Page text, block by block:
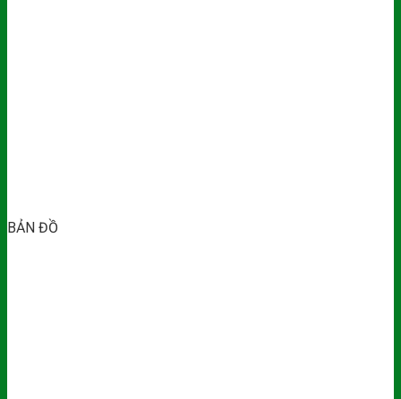
BẢN ĐỒ